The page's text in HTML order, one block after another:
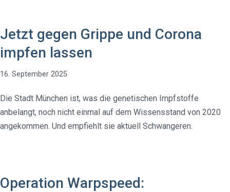
Jetzt gegen Grippe und Corona
impfen lassen
16. September 2025
Die Stadt München ist, was die genetischen Impfstoffe
anbelangt, noch nicht einmal auf dem Wissensstand von 2020
angekommen. Und empfiehlt sie aktuell Schwangeren.
Operation Warpspeed: